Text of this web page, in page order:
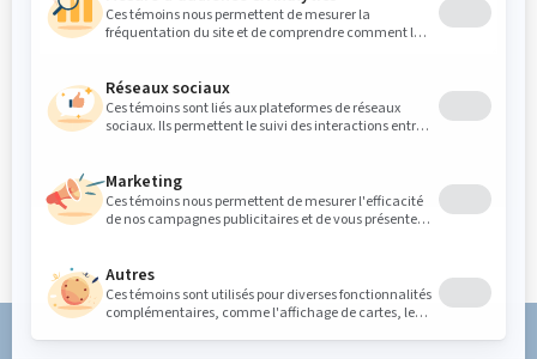
Envoyer votre message